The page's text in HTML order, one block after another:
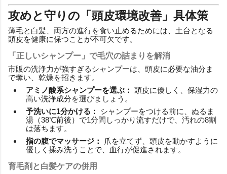
攻めと守りの「頭皮環境改善」具体策
薄毛と白髪、両方の進行を食い止めるためには、土台となる
頭皮を健康に保つことが不可欠です。
「正しいシャンプー」で毛穴の詰まりを解消
市販の洗浄力が強すぎるシャンプーは、頭皮に必要な油分ま
で奪い、乾燥を招きます。
アミノ酸系シャンプーを選ぶ： 頭皮に優しく、保湿力の
高い洗浄成分を選びましょう。
予洗いに1分かける：
シャンプーをつける前に、ぬるま
湯（38℃前後）で1分間しっかり流すだけで、汚れの8割
は落ちます。
指の腹でマッサージ：
爪を立てず、頭皮を動かすように
優しく揉み洗うことで、血行が促進されます。
育毛剤と白髪ケアの併用